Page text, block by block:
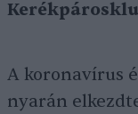
A koronavírus
nyarán